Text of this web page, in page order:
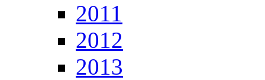
2011
2012
2013